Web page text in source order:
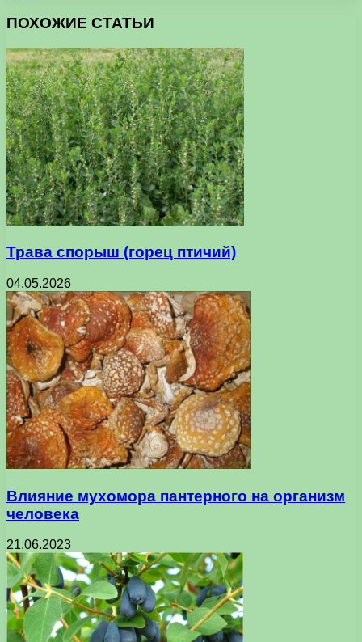
ПОХОЖИЕ СТАТЬИ
Трава спорыш (горец птичий)
04.05.2026
Влияние мухомора пантерного на организм
человека
21.06.2023